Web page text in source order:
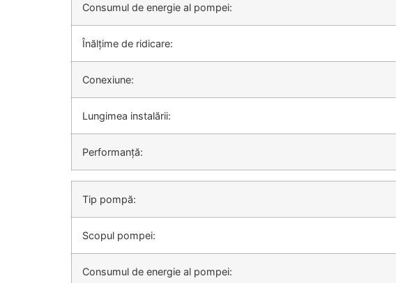
Consumul de energie al pompei:
Înălțime de ridicare:
Conexiune:
Lungimea instalării:
Performanță:
Tip pompă:
Scopul pompei:
Consumul de energie al pompei: